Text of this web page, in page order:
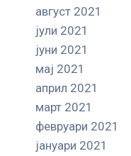
август 2021
јули 2021
јуни 2021
мај 2021
април 2021
март 2021
февруари 2021
јануари 2021